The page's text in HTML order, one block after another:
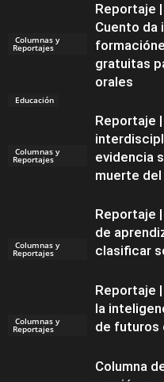
Educación
Columnas y
Reportajes
Reportaje
Cuento da
gratuitas
orales
Columnas y
Reportajes
Reportaje
evidencia
muerte del
Columnas y
Reportajes
Reportaje
de
clasificar
Columnas y
Reportajes
Reportaje
la
de futuros
Columna